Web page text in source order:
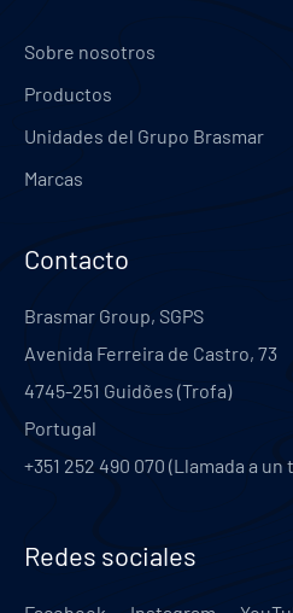
Sobre nosotros
Productos
Unidades del Grupo Brasmar
Marcas
Contacto
Brasmar Group, SGPS
Avenida Ferreira de Castro, 73
4745-251 Guidões (Trofa)
Portugal
+351 252 490 070 (Llamada a
Redes sociales